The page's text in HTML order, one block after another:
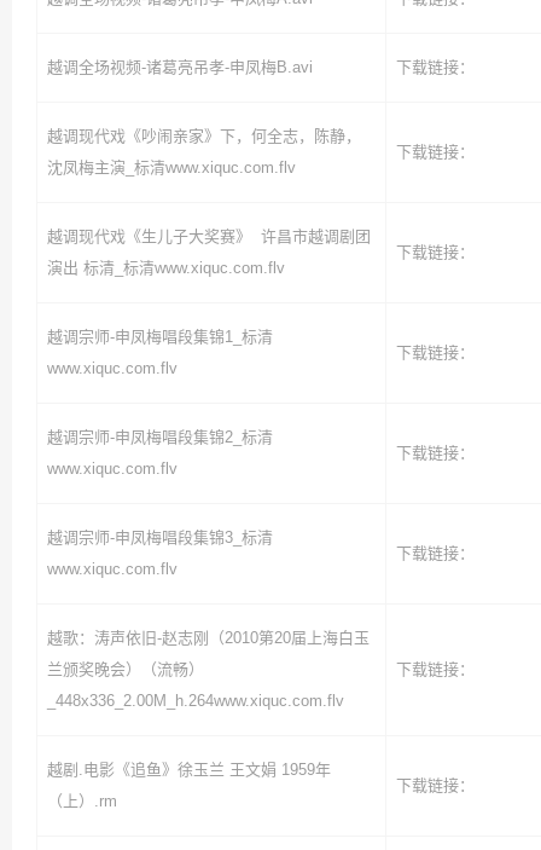
越调全场视频-诸葛亮吊孝-申凤梅B.avi 下载链接：
越调现代戏《吵闹亲家》下，何全志，陈静，
沈凤梅主演_标清www.xiquc.com.flv
下载链接：
越调现代戏《生儿子大奖赛》 许昌市越调剧团
演出 标清_标清www.xiquc.com.flv
下载链接：
越调宗师-申凤梅唱段集锦1_标清
www.xiquc.com.flv
下载链接：
越调宗师-申凤梅唱段集锦2_标清
www.xiquc.com.flv
下载链接：
越调宗师-申凤梅唱段集锦3_标清
www.xiquc.com.flv
下载链接：
越歌：涛声依旧-赵志刚（2010第20届上海白玉
兰颁奖晚会）（流畅）
_448x336_2.00M_h.264www.xiquc.com.flv
下载链接：
越剧.电影《追鱼》徐玉兰 王文娟 1959年
（上）.rm
下载链接：